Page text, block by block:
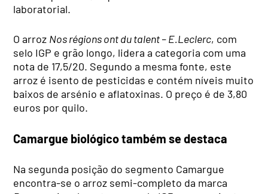
laboratorial.
O arroz Nos régions ont du talent – E.Leclerc, com
selo IGP e grão longo, lidera a categoria com uma
nota de 17,5/20. Segundo a mesma fonte, este
arroz é isento de pesticidas e contém níveis muito
baixos de arsénio e aflatoxinas. O preço é de 3,80
euros por quilo.
Camargue biológico também se destaca
Na segunda posição do segmento Camargue
encontra-se o arroz semi-completo da marca